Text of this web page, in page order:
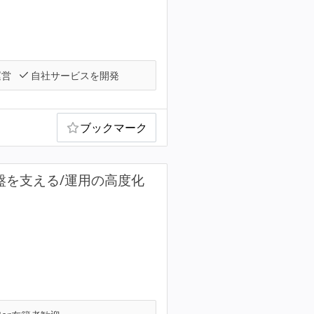
自社サービスを開発
ブックマーク
支える/運用の高度化